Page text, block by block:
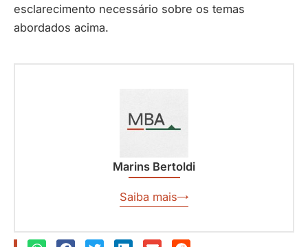
esclarecimento necessário sobre os temas
abordados acima.
Marins Bertoldi
Saiba mais